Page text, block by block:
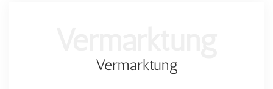
Vermarktung